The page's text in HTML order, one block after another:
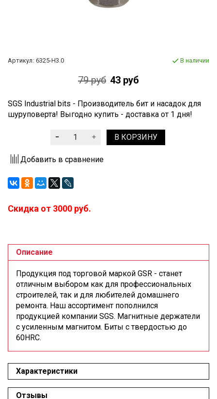
Артикул: 6325-H3.0 В наличии
79 руб 43 руб
SGS Industrial bits - Производитель бит и насадок для
шуруповерта! Выгодно купить - доставка от 1 дня!
В КОРЗИНУ
Добавить в сравнение
Скидка от 3000 руб.
Описание
Продукция под торговой маркой GSR - станет
отличным выбором как для профессиональных
строителей, так и для любителей домашнего
ремонта. Наш ассортимент пополнился
продукцией компании SGS. Магнитные держатели
с усиленным магнитом. Биты с твердостью до
60HRC.
Характеристики
Отзывы